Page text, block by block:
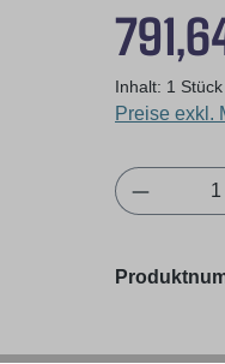
Inhalt: 1
Preise exkl.
Produkt